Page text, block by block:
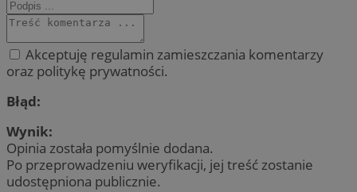
Akceptuję regulamin zamieszczania komentarzy
oraz politykę prywatności.
Błąd:
Wynik:
Opinia została pomyślnie dodana.
Po przeprowadzeniu weryfikacji, jej treść zostanie
udostępniona publicznie.